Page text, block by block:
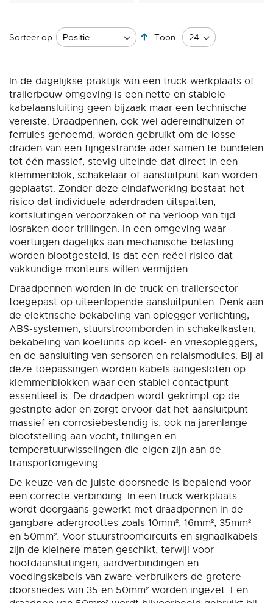
Sorteer op
Van
sorteren
Toon
In de dagelijkse praktijk van een truck werkplaats of
trailerbouw omgeving is een nette en stabiele
kabelaansluiting geen bijzaak maar een technische
vereiste. Draadpennen, ook wel adereindhulzen of
ferrules genoemd, worden gebruikt om de losse
draden van een fijngestrande ader samen te bundelen
tot één massief, stevig uiteinde dat direct in een
klemmenblok, schakelaar of aansluitpunt kan worden
geplaatst. Zonder deze eindafwerking bestaat het
risico dat individuele aderdraden uitspatten,
kortsluitingen veroorzaken of na verloop van tijd
losraken door trillingen. In een omgeving waar
voertuigen dagelijks aan mechanische belasting
worden blootgesteld, is dat een reëel risico dat
vakkundige monteurs willen vermijden.
Draadpennen worden in de truck en trailersector
toegepast op uiteenlopende aansluitpunten. Denk aan
de elektrische bekabeling van oplegger verlichting,
ABS-systemen, stuurstroomborden in schakelkasten,
bekabeling van koelunits op koel- en vriesopleggers,
en de aansluiting van sensoren en relaismodules. Bij al
deze toepassingen worden kabels aangesloten op
klemmenblokken waar een stabiel contactpunt
essentieel is. De draadpen wordt gekrimpt op de
gestripte ader en zorgt ervoor dat het aansluitpunt
massief en corrosiebestendig is, ook na jarenlange
blootstelling aan vocht, trillingen en
temperatuurwisselingen die eigen zijn aan de
transportomgeving.
De keuze van de juiste doorsnede is bepalend voor
een correcte verbinding. In een truck werkplaats
wordt doorgaans gewerkt met draadpennen in de
gangbare adergroottes zoals 10mm², 16mm², 35mm²
en 50mm². Voor stuurstroomcircuits en signaalkabels
zijn de kleinere maten geschikt, terwijl voor
hoofdaansluitingen, aardverbindingen en
voedingskabels van zware verbruikers de grotere
doorsnedes van 35 en 50mm² worden ingezet. Een